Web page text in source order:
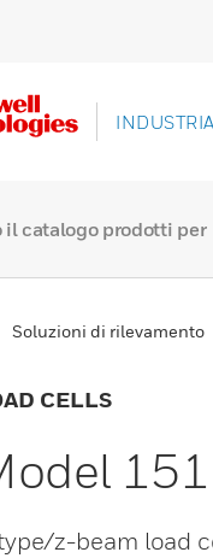
il catalogo prodotti per
Soluzioni di rilevamento
CELLS
151
z-beam load